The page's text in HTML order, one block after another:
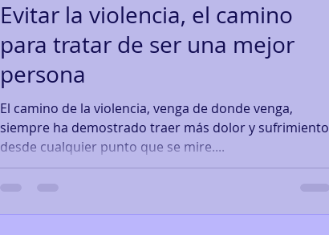
Evitar la violencia, el camino
para tratar de ser una mejor
persona
El camino de la violencia, venga de donde venga,
siempre ha demostrado traer más dolor y sufrimiento
desde cualquier punto que se mire....